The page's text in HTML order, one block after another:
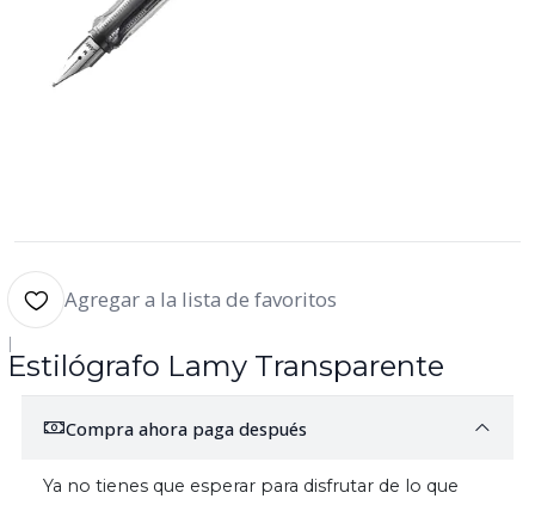
Agregar a la lista de favoritos
|
Estilógrafo Lamy Transparente
Compra ahora paga después
Ya no tienes que esperar para disfrutar de lo que